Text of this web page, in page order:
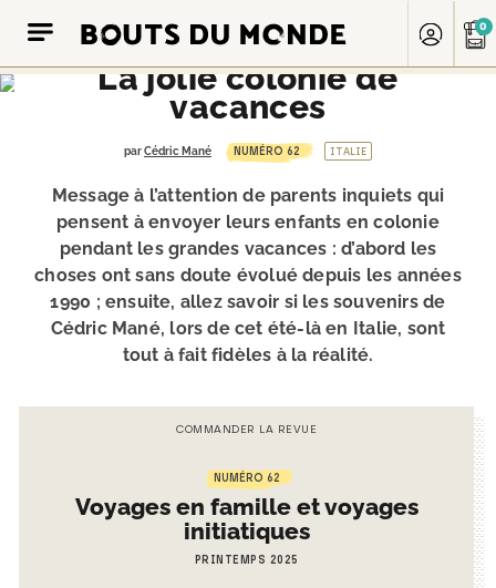
0
CARNET DE VOYAGE - ITALIE
La jolie colonie de
vacances
parCédric Mané NUMÉRO 62 ITALIE
Message à l’attention de parents inquiets qui
pensent à envoyer leurs enfants en colonie
pendant les grandes vacances : d’abord les
choses ont sans doute évolué depuis les années
1990 ; ensuite, allez savoir si les souvenirs de
Cédric Mané, lors de cet été-là en Italie, sont
tout à fait fidèles à la réalité.
COMMANDER LA REVUE
NUMÉRO 62
Voyages en famille et voyages
initiatiques
PRINTEMPS 2025